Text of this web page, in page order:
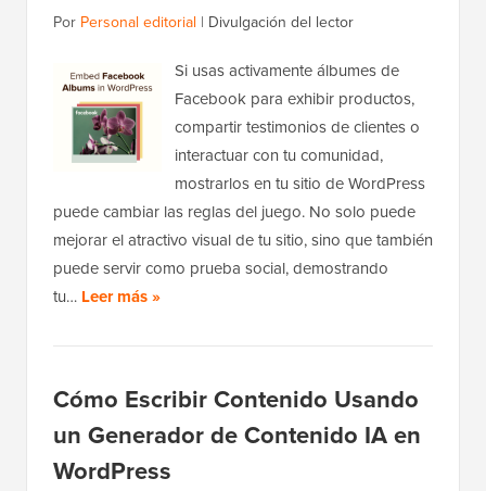
Por Personal editorial | Divulgación del lector
Si usas activamente álbumes de
Facebook para exhibir productos,
compartir testimonios de clientes o
interactuar con tu comunidad,
mostrarlos en tu sitio de WordPress
puede cambiar las reglas del juego. No solo puede
mejorar el atractivo visual de tu sitio, sino que también
puede servir como prueba social, demostrando
tu… Leer más »
Cómo Escribir Contenido Usando
un Generador de Contenido IA en
WordPress